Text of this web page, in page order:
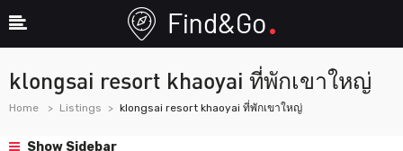
klongsai resort khaoyai ที่พักเขาใหญ่
Home Listings klongsai resort khaoyai ที่พักเขาใหญ่
Show Sidebar